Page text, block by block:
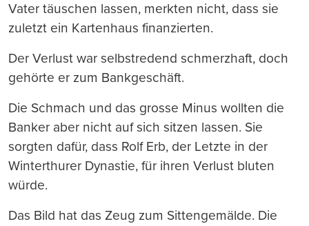
Vater täuschen lassen, merkten nicht, dass sie
zuletzt ein Kartenhaus finanzierten.
Der Verlust war selbstredend schmerzhaft, doch
gehörte er zum Bankgeschäft.
Die Schmach und das grosse Minus wollten die
Banker aber nicht auf sich sitzen lassen. Sie
sorgten dafür, dass Rolf Erb, der Letzte in der
Winterthurer Dynastie, für ihren Verlust bluten
würde.
Das Bild hat das Zeug zum Sittengemälde. Die